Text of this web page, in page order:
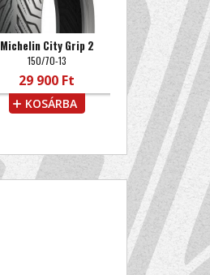
Michelin City Grip 2
150/70-13
29 900 Ft
KOSÁRBA